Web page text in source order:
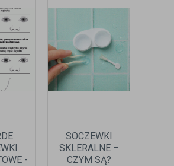
-
SOCZEWKI
SKLERALNE –
CZYM SĄ?